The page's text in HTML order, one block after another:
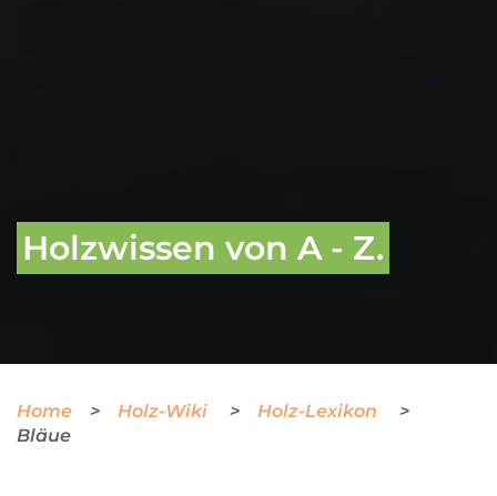
Holzwissen von A - Z.
Home Holz-Wiki
Holz-Lexikon
Bläue